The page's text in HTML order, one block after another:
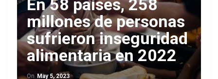
En 58 países, 258
millones de personas
sufrieron inseguridad
alimentaria en 2022
On May 5, 2023